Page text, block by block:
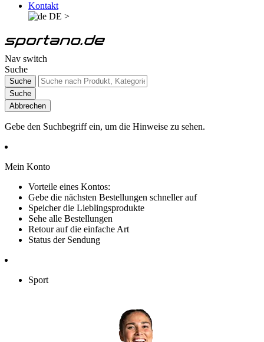
Kontakt
DE >
Nav switch
Suche
Suche
Suche
Abbrechen
Gebe den Suchbegriff ein, um die Hinweise zu sehen.
Mein Konto
Vorteile eines Kontos:
Gebe die nächsten Bestellungen schneller auf
Speicher die Lieblingsprodukte
Sehe alle Bestellungen
Retour auf die einfache Art
Status der Sendung
Sport